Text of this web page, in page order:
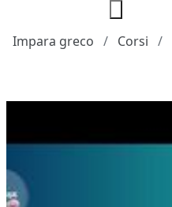
Impara greco Corsi